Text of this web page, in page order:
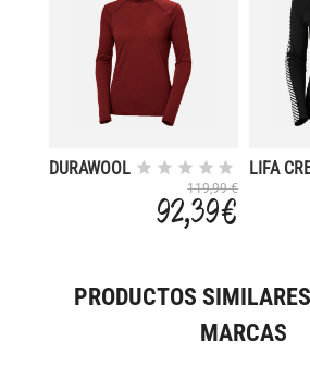
DURAWOOL
119,99 €
92,39 €
LIFA
PRODUCTOS
MARCAS